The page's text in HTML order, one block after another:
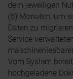
dem jeweiligen
(6) Monaten, um
Daten zu
Service
Vom System
hochgeladene